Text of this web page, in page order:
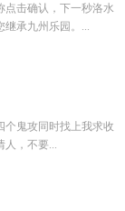
点击确认，下一秒洛水
继承九州乐园。...
个鬼攻同时找上我求收
，不要...